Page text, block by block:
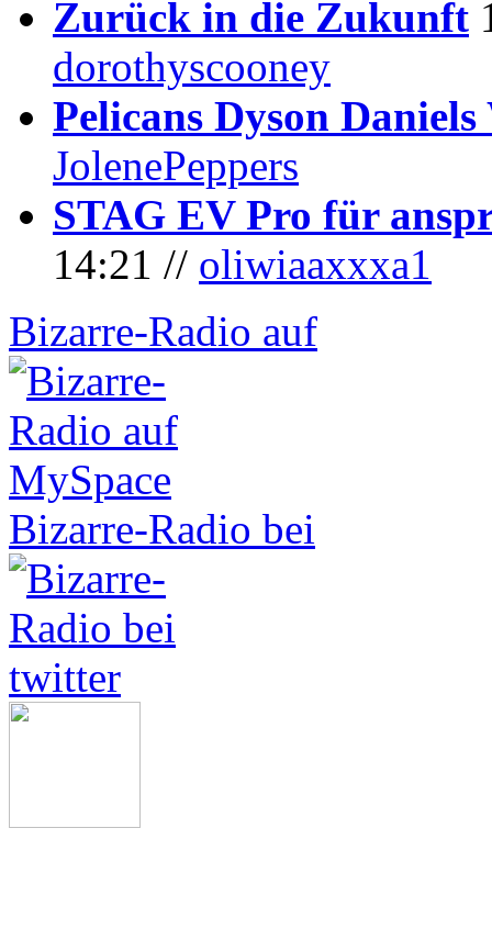
Zurück in die Zukunft
dorothyscooney
Pelicans Dyson
JolenePeppers
STAG EV Pro für
14:21 // oliwiaaxxxa1
Bizarre-Radio auf
Bizarre-Radio bei